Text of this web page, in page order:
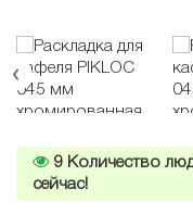
9 Количество
сейчас!